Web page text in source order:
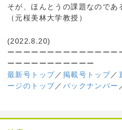
そが、ほんとうの課題なのであ
（元桜美林大学教授）
(2022.8.20)
ーーーーーーーーーーーーーー
ーーーーーーーーーーー
最新号トップ／ 掲載号トップ／
ージのトップ／ バックナンバー